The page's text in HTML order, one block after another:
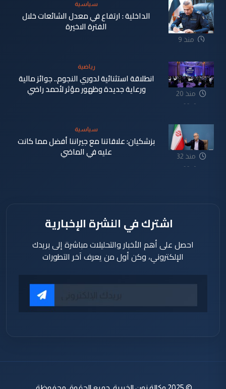
منذ 9
سياسية
الداخلية : ارتفاع في معدل الشائعات خلال
الفترة الاخيرة
منذ 20
دقيقة
رياضية
انطلاقة استثنائية لدوري النجوم.. جوائز مالية
ورعاية جديدة وظهور مؤثر لأحمد راضي
منذ 32
دقيقة
سياسية
بزشكيان: علاقاتنا مع جيراننا أفضل مما كانت
عليه في الماضي
اشترك في النشرة الإخبارية
احصل على أهم الأخبار والتحليلات مباشرة إلى بريدك
الإلكتروني، وكن أول من يعرف آخر التطورات